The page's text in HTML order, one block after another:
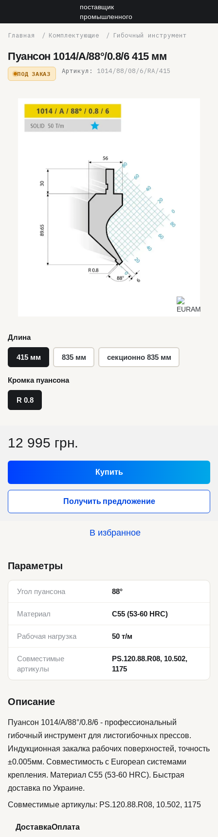
Комплектующие Гибочный инструмент
Пуансон 1014/A/88°/0.8/6 415 мм
ПОД ЗАКАЗ Артикул: 1014/88/08/6/RA/415
Длина
415 мм 835 мм секционно 835 мм
Кромка пуансона
R 0.8
12 995 грн.
Купить
Получить предложение
В избранное
Параметры
Угол пуансона 88°
Материал C55 (53-60 HRC)
Рабочая нагрузка 50 т/м
Совместимые
артикулы
PS.120.88.R08, 10.502,
1175
Описание
Пуансон 1014/A/88°/0.8/6 - профессиональный
гибочный инструмент для листогибочных прессов.
Индукционная закалка рабочих поверхностей, точность
±0.005мм. Совместимость с European системами
крепления. Материал C55 (53-60 HRC). Быстрая
доставка по Украине.
Совместимые артикулы: PS.120.88.R08, 10.502, 1175
ДоставкаОплата